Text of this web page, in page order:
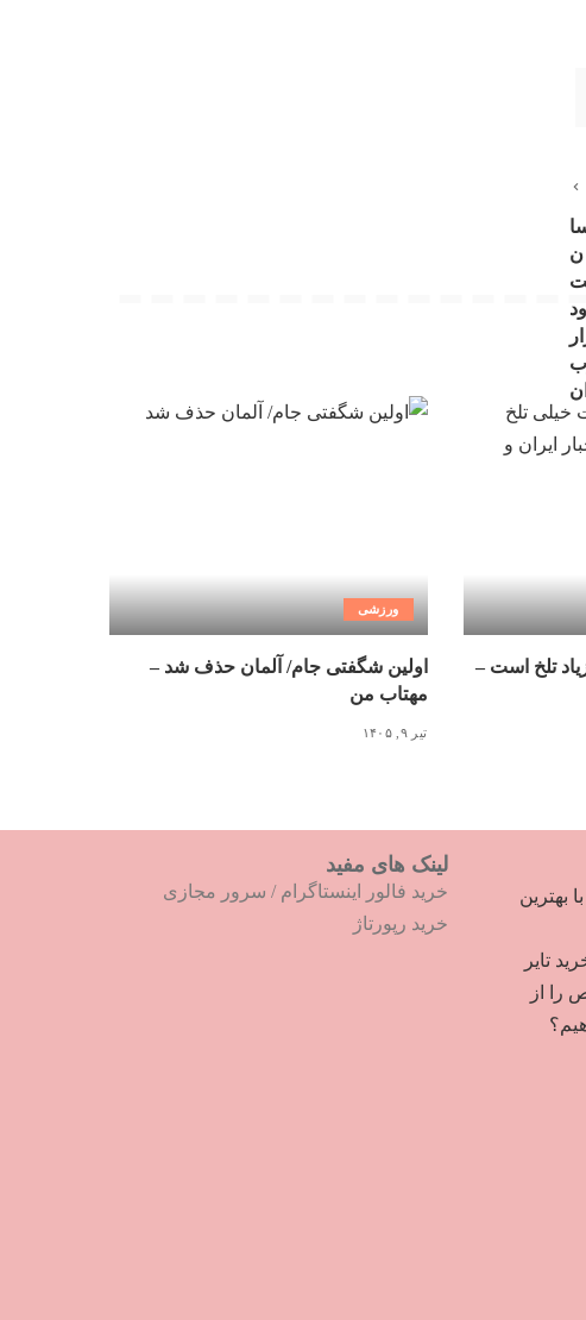
تلخ است –
ورزشی
اولین شگفتی جام/ آلمان حذف شد –
مهتاب من
تیر ۹, ۱۴۰۵
و ۴۰ فوت با بهترین
را از
لینک های مفید
خرید فالور اینستاگرام / سرور مجازی
خرید رپورتاژ